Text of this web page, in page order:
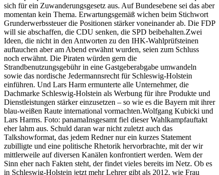
sich für ein Zuwanderungsgesetz aus. Auf Bundesebene sei das aber
momentan kein Thema. Erwartungsgemäß wichen beim Stichwort
Grunderwerbssteuer die Positionen stärker voneinander ab. Die FDP
will sie abschaffen, die CDU senken, die SPD beibehalten.Zwei
Ideen, die nicht in den Antworten zu den IHK-Wahlprüfsteinen
auftauchen aber am Abend erwähnt wurden, seien zum Schluss
noch erwähnt. Die Piraten würden gern die
Strandbenutzungsgebühr in eine Gastgeberabgabe umwandeln
sowie das nordische Jedermannsrecht für Schleswig-Holstein
einführen. Und Lars Harm ermunterte alle Unternehmer, die
Dachmarke Schleswig-Holstein als Werbung für ihre Produkte und
Dienstleistungen stärker einzusetzen – so wie es die Bayern mit ihrer
blau-weißen Raute international vormachten.Wolfgang Kubicki und
Lars Harms. Foto: panamaInsgesamt fiel dieser Wahlkampfauftakt
eher lahm aus. Schuld daran war nicht zuletzt auch das
Talkshowformat, das jedem Redner nur ein kurzes Statement
zubilligte und eine politische Rhetorik hervorbrachte, mit der wir
mittlerweile auf diversen Kanälen konfrontiert werden. Wem der
Sinn eher nach Fakten steht, der findet vieles bereits im Netz. Ob es
in Schleswig-Holstein jetzt mehr Lehrer gibt als 2012, wie Frau